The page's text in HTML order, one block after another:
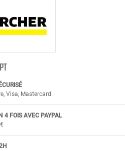
É
Visa, Mastercard
4 FOIS AVEC PAYPAL